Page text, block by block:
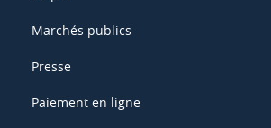
Marchés publics
Presse
Paiement en ligne